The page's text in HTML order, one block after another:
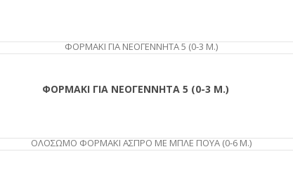
ΦΟΡΜΑΚΙ ΓΙΑ ΝΕΟΓΕΝΝΗΤΑ 5 (0-3 Μ.)
ΑΓΟΡΆ